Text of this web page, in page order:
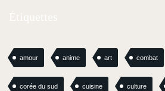
amour anime art combat
corée du sud cuisine culture